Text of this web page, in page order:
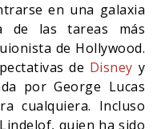
en una galaxia
de las tareas más
de Hollywood.
de Disney y
por George Lucas
cualquiera. Incluso
quien ha sido